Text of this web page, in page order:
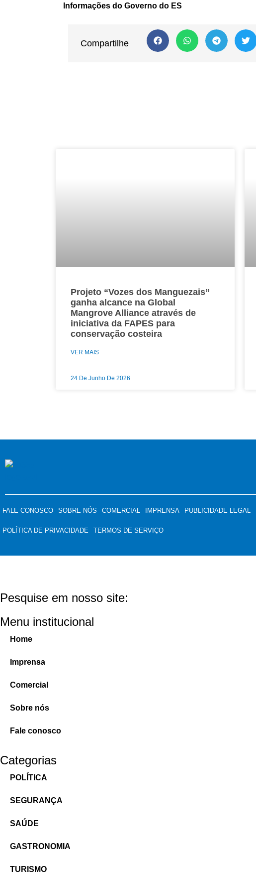
Informações do Governo do ES
Compartilhe
Projeto “Vozes dos Manguezais”
ganha alcance na Global
Mangrove Alliance através de
iniciativa da FAPES para
conservação costeira
VER MAIS
24 De Junho De 2026
FALE CONOSCO SOBRE NÓS COMERCIAL IMPRENSA PUBLICIDADE LEGAL
POLÍTICA DE PRIVACIDADE TERMOS DE SERVIÇO
Pesquise em nosso site:
Menu institucional
Home
Imprensa
Comercial
Sobre nós
Fale conosco
Categorias
POLÍTICA
SEGURANÇA
SAÚDE
GASTRONOMIA
TURISMO